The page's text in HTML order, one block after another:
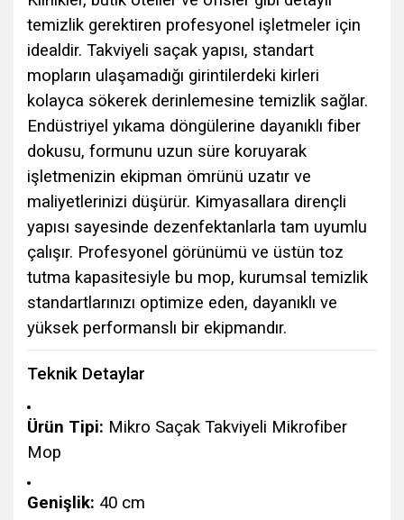
temizlik gerektiren profesyonel işletmeler için
idealdir. Takviyeli saçak yapısı, standart
mopların ulaşamadığı girintilerdeki kirleri
kolayca sökerek derinlemesine temizlik sağlar.
Endüstriyel yıkama döngülerine dayanıklı fiber
dokusu, formunu uzun süre koruyarak
işletmenizin ekipman ömrünü uzatır ve
maliyetlerinizi düşürür. Kimyasallara dirençli
yapısı sayesinde dezenfektanlarla tam uyumlu
çalışır. Profesyonel görünümü ve üstün toz
tutma kapasitesiyle bu mop, kurumsal temizlik
standartlarınızı optimize eden, dayanıklı ve
yüksek performanslı bir ekipmandır.
Teknik Detaylar
Ürün Tipi: Mikro Saçak Takviyeli Mikrofiber
Mop
Genişlik: 40 cm